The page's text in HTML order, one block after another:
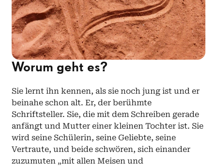
Worum geht es?
Sie lernt ihn kennen, als sie noch jung ist und er
beinahe schon alt. Er, der berühmte
Schriftsteller. Sie, die mit dem Schreiben gerade
anfängt und Mutter einer kleinen Tochter ist. Sie
wird seine Schülerin, seine Geliebte, seine
Vertraute, und beide schwören, sich einander
zuzumuten „mit allen Meisen und